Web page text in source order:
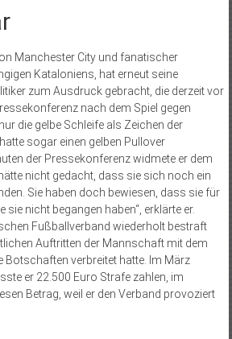
Manchester City und fanatischer
Kataloniens, hat erneut seine
zum Ausdruck gebracht, die derzeit vor
nach dem Spiel gegen
die gelbe Schleife als Zeichen der
sogar einen gelben Pullover
der Pressekonferenz widmete er dem
nicht gedacht, dass sie sich noch ein
Sie haben doch bewiesen, dass sie für
sie nicht begangen haben“, erklärte er.
Fußballverband wiederholt bestraft
Auftritten der Mannschaft mit dem
Botschaften verbreitet hatte. Im März
er 22.500 Euro Strafe zahlen, im
Betrag, weil er den Verband provoziert